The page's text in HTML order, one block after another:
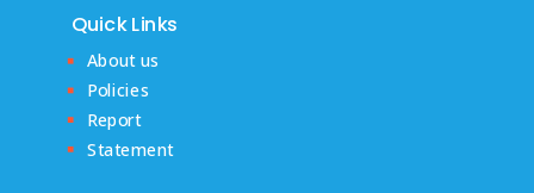
Quick Links
About us
Policies
Report
Statement